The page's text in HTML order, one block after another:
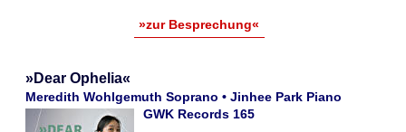
»zur Besprechung«
»Dear Ophelia«
Meredith Wohlgemuth Soprano • Jinhee Park Piano
GWK Records 165